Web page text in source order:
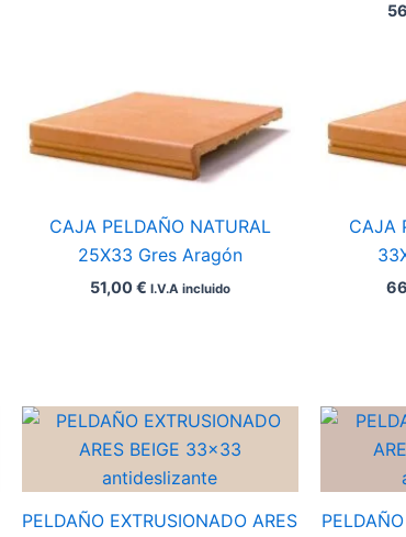
CAJA PELDAÑO NATURAL
25X33 Gres Aragón
51,00€ I.V.A incluido
CAJA
PELDAÑO EXTRUSIONADO ARES